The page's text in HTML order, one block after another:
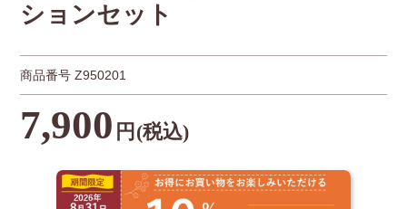
ションセット
商品番号 Z950201
7,900円 (税込)